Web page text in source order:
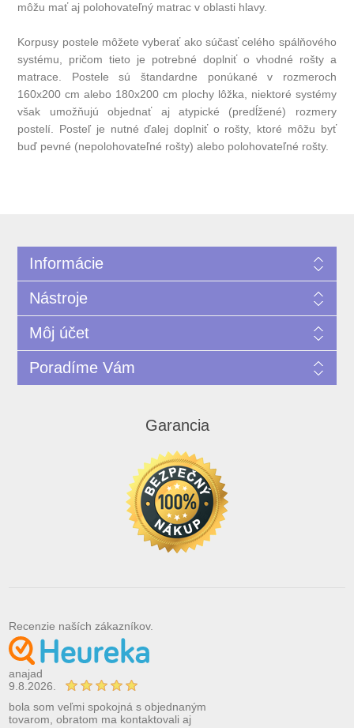
môžu mať aj polohovateľný matrac v oblasti hlavy.
Korpusy postele môžete vyberať ako súčasť celého spálňového
systému, pričom tieto je potrebné doplniť o vhodné rošty a
matrace. Postele sú štandardne ponúkané v rozmeroch
160x200 cm alebo 180x200 cm plochy lôžka, niektoré systémy
však umožňujú objednať aj atypické (predĺžené) rozmery
postelí. Posteľ je nutné ďalej doplniť o rošty, ktoré môžu byť
buď pevné (nepolohovateľné rošty) alebo polohovateľné rošty.
Informácie
Nástroje
Môj účet
Poradíme Vám
Garancia
Recenzie naších zákazníkov.
anajad
9.8.2026.
bola som veľmi spokojná s objednaným
tovarom, obratom ma kontaktovali aj